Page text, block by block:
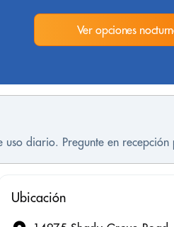
Ver opciones
diario. Pregunte en recepción
Ubicación